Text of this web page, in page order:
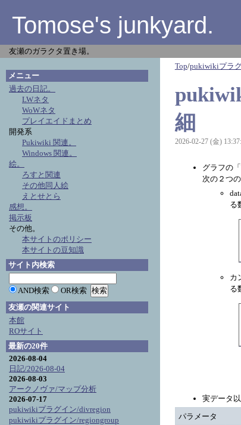
Tomose's junkyard.
友瀬のガラクタ置き場。
Top/pukiwikiプラ
細
2026-02-27 (金)
グラフの
次の２つ
る
カ
る
実データ
パラメータ
メニュー
過去の日記。
LWネタ
WoWネタ
プレイエイドまとめ
開発系
Pukiwiki 関連。
Windows 関連。
絵。
ろすと関連
その他同人絵
えとせとら
感想。
掲示板
その他。
本サイトのポリシー
本サイトの豆知識
サイト内検索
AND検索
OR検索
友瀬の関連サイト
本館
ROサイト
最新の20件
2026-08-04
日記/2026-08-04
2026-08-03
アークノヴァ/マップ分析
2026-07-17
pukiwikiプラグイン/divregion
pukiwikiプラグイン/regiongroup